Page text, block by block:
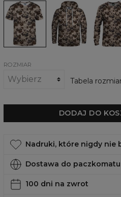
T-
shirt
Pugsy
Damska
bluza
kapturem
Pugsy
Damska
bluza
Pugsy
ROZMIAR
Tabela
DODAJ DO
Nadruki, które nigdy nie
Dostawa do
100 dni na zwrot